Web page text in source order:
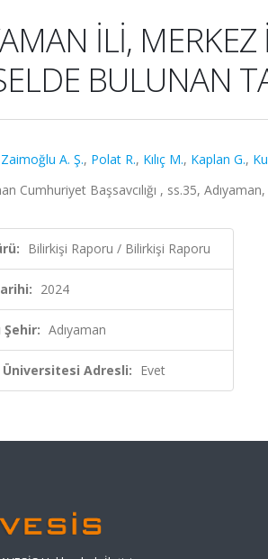
İLİ,
BULUNAN
Zaimoğlu A. Ş., Polat R., Kılıç M., Kaplan G.,
Cumhuriyet Başsavcılığı , ss.35,
Bilirkişi Raporu / Bilirkişi Raporu
2024
Şehir: Adıyaman
Adresli: Evet